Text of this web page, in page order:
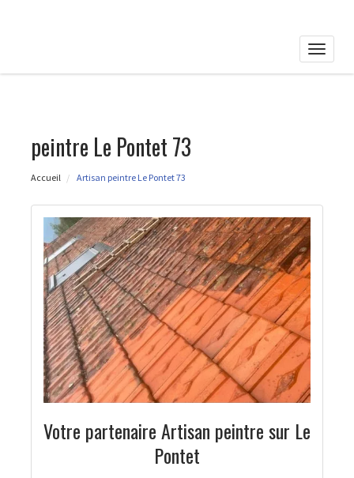
Toggle
peintre Le Pontet 73
Accueil Artisan peintre Le Pontet 73
Votre partenaire Artisan peintre sur Le
Pontet